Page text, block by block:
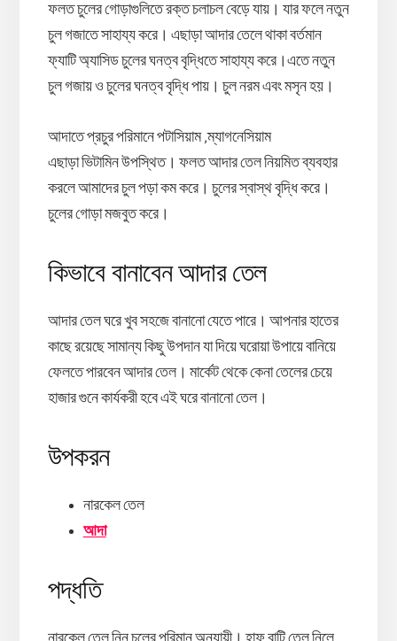
ফলত চুলের গোড়াগুলিতে রক্ত চলাচল বেড়ে যায়। যার ফলে নতুন
চুল গজাতে সাহায্য করে। এছাড়া আদার তেলে থাকা বর্তমান
ফ্যাটি অ্যাসিড চুলের ঘনত্ব বৃদ্ধিতে সাহায্য করে।এতে নতুন
চুল গজায় ও চুলের ঘনত্ব বৃদ্ধি পায়। চুল নরম এবং মসৃন হয়।
আদাতে প্রচুর পরিমানে পটাসিয়াম ,ম্যাগনেসিয়াম
এছাড়া ভিটামিন উপস্থিত। ফলত আদার তেল নিয়মিত ব্যবহার
করলে আমাদের চুল পড়া কম করে। চুলের স্বাস্থ বৃদ্ধি করে।
চুলের গোড়া মজবুত করে।
কিভাবে বানাবেন আদার তেল
আদার তেল ঘরে খুব সহজে বানানো যেতে পারে। আপনার হাতের
কাছে রয়েছে সামান্য কিছু উপদান যা দিয়ে ঘরোয়া উপায়ে বানিয়ে
ফেলতে পারবেন আদার তেল। মার্কেট থেকে কেনা তেলের চেয়ে
হাজার গুনে কার্যকরী হবে এই ঘরে বানানো তেল।
উপকরন
নারকেল তেল
আদা
পদ্ধতি